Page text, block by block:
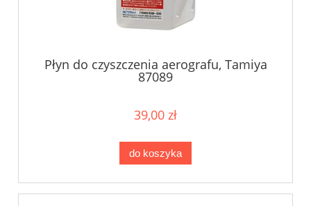
Płyn do czyszczenia aerografu, Tamiya
87089
39,00 zł
do koszyka